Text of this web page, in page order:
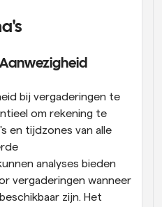
bij vergaderingen te
om rekening te
en tijdzones van alle
analyses bieden
vergaderingen wanneer
zijn. Het